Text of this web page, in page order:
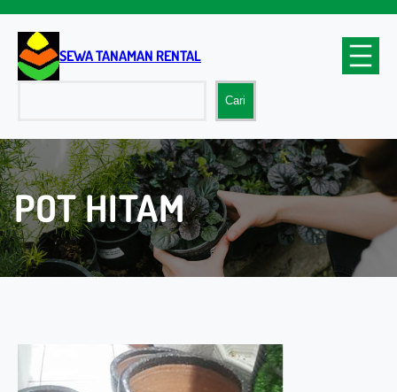
Lewati
konten
SEWA TANAMAN RENTAL
Cari
POT HITAM